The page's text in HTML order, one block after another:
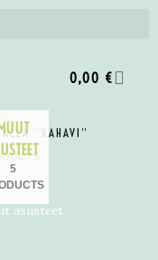
0,00 €
“KAHAVI”
MUUT
5